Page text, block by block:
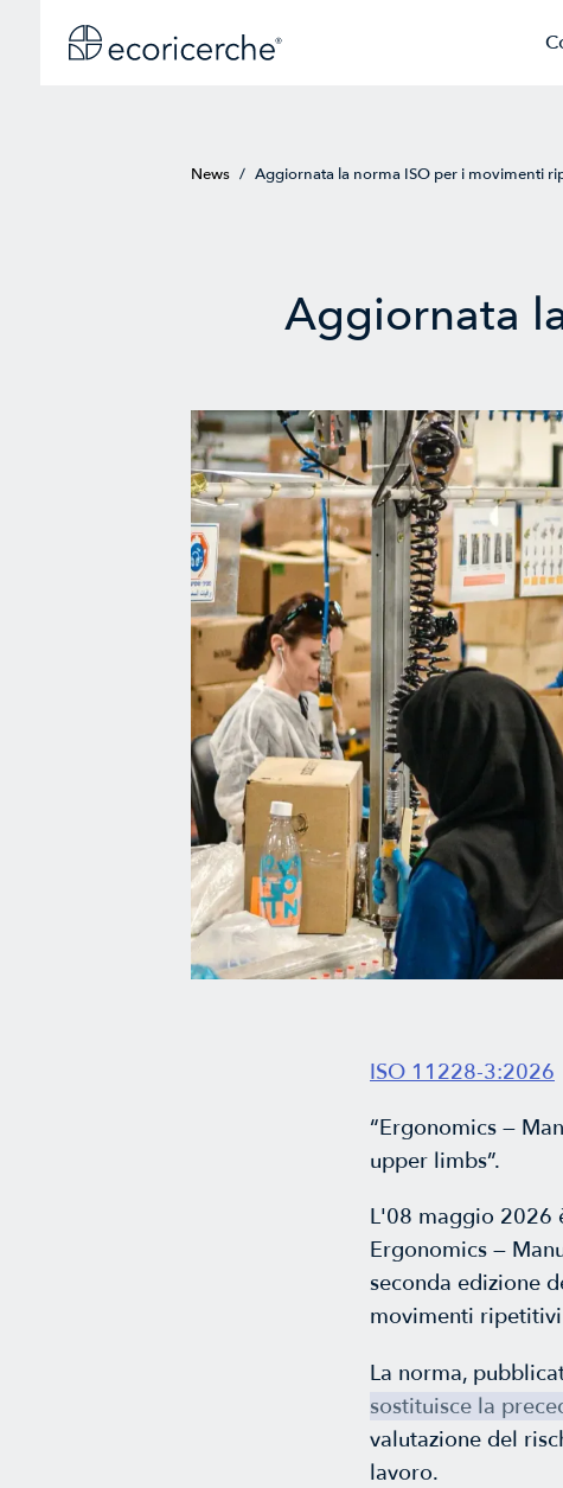
News / Aggiornata la norma ISO per i movimenti
Aggiornata
ISO 11228-3:2026
“Ergonomics —
upper limbs”.
L'08 maggio 2026
Ergonomics —
seconda edizione
movimenti
La norma,
sostituisce la
valutazione del
lavoro.